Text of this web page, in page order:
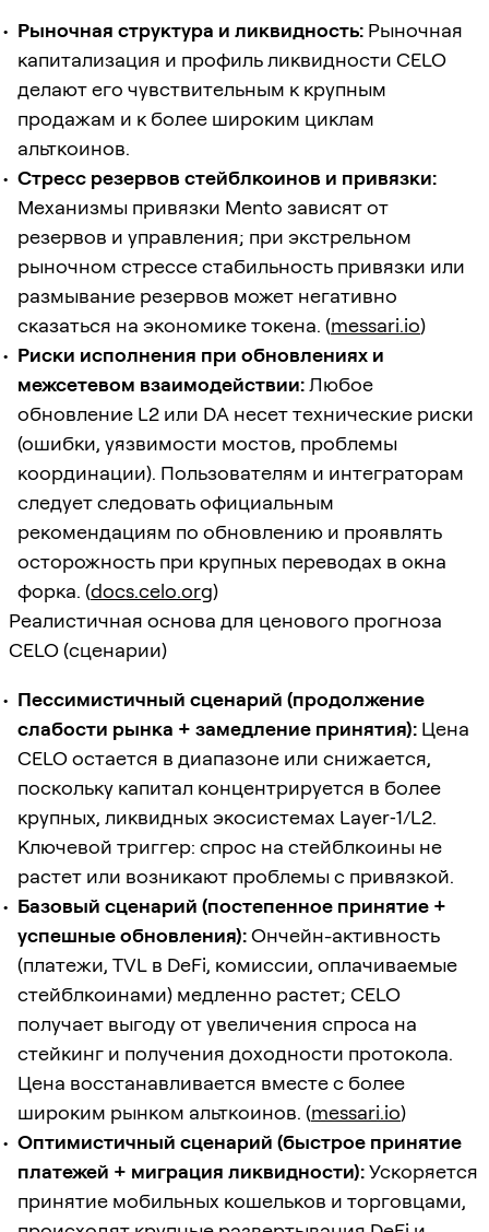
Рыночная структура и ликвидность: Рыночная
капитализация и профиль ликвидности CELO
делают его чувствительным к крупным
продажам и к более широким циклам
альткоинов.
Стресс резервов стейблкоинов и привязки:
Механизмы привязки Mento зависят от
резервов и управления; при экстрельном
рыночном стрессе стабильность привязки или
размывание резервов может негативно
сказаться на экономике токена. (messari.io)
Риски исполнения при обновлениях и
межсетевом взаимодействии:Любое
обновление L2 или DA несет технические риски
(ошибки, уязвимости мостов, проблемы
координации). Пользователям и интеграторам
следует следовать официальным
рекомендациям по обновлению и проявлять
осторожность при крупных переводах в окна
форка. (docs.celo.org)
Реалистичная основа для ценового прогноза
CELO (сценарии)
Пессимистичный сценарий (продолжение
слабости рынка + замедление принятия): Цена
CELO остается в диапазоне или снижается,
поскольку капитал концентрируется в более
крупных, ликвидных экосистемах Layer‑1/L2.
Ключевой триггер: спрос на стейблкоины не
растет или возникают проблемы с привязкой.
Базовый сценарий (постепенное принятие +
успешные обновления):Ончейн-активность
(платежи, TVL в DeFi, комиссии, оплачиваемые
стейблкоинами) медленно растет; CELO
получает выгоду от увеличения спроса на
стейкинг и получения доходности протокола.
Цена восстанавливается вместе с более
широким рынком альткоинов. (messari.io)
Оптимистичный сценарий (быстрое принятие
платежей + миграция ликвидности):Ускоряется
принятие мобильных кошельков и торговцами,